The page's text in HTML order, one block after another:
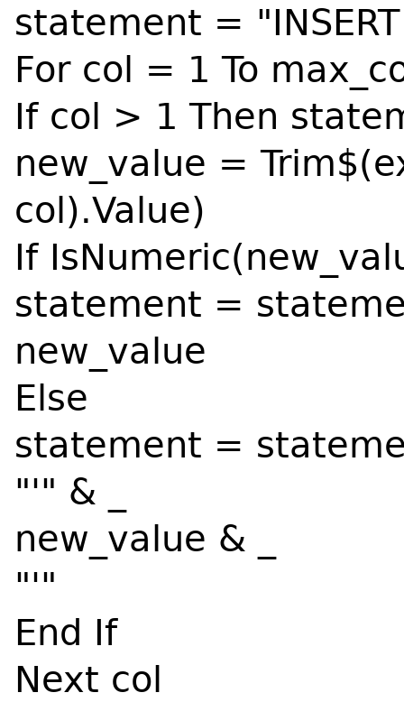
statement = "INSERT
For col = 1 To
If col > 1 Then
new_value =
col).Value)
If
statement =
new_value
Else
statement =
"'" & _
new_value & _
"'"
End If
Next col